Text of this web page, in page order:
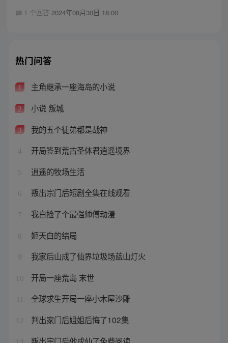
1 个回答 2024年08月30日 18:00
热门问答
1 主角继承一座海岛的小说
2 小说 叛城
3 我的五个徒弟都是战神
4 开局签到荒古圣体君逍遥境界
5 逍遥的牧场生活
6 叛出宗门后短剧全集在线观看
7 我白捡了个最强师傅动漫
8 姬天白的结局
9 我家后山成了仙界垃圾场蓝山灯火
10 开局一座荒岛 末世
全球求生开局一座小木屋沙雕
12 判出家门后姐姐后悔了102集